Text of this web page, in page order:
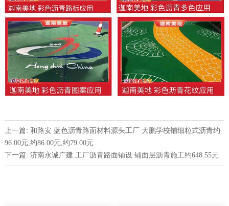
上一篇: 和路安 蓝色沥青路面材料源头工厂 大鹏学校铺细粒式沥青约
96.00元,约86.00元,约79.00元
下一篇: 济南永诚广建 工厂沥青路面铺设 铺面层沥青施工约648.55元